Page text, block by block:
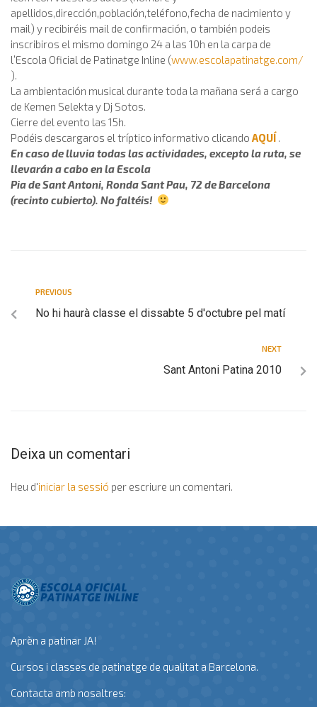
apellidos,dirección,población,teléfono,fecha de nacimiento y
mail) y recibiréis mail de confirmación, o también podeis
inscribiros el mismo domingo 24 a las 10h en la carpa de
l’Escola Oficial de Patinatge Inline (www.escolapatinatge.com/
).
La ambientación musical durante toda la mañana será a cargo
de Kemen Selekta y Dj Sotos.
Cierre del evento las 15h.
Podéis descargaros el tríptico informativo clicando AQUÍ .
En caso de lluvia todas las actividades, excepto la ruta, se
llevarán a cabo en la Escola
Pia de Sant Antoni, Ronda Sant Pau, 72 de Barcelona
(recinto cubierto). No faltéis!
PREVIOUS
No hi haurà classe el dissabte 5 d'octubre pel matí
NEXT
Sant Antoni Patina 2010
Deixa un comentari
Heu d'iniciar la sessió per escriure un comentari.
Aprèn a patinar JA!
Cursos i classes de patinatge de qualitat a Barcelona.
Contacta amb nosaltres: